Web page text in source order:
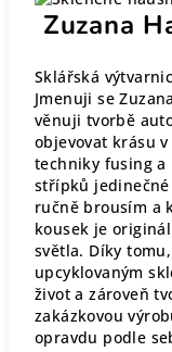
Zuzana
Sklářská
Jmenuji se
věnuji tvorbě
objevovat krásu
techniky fusing a
střípků jedinečné
ručně brousím a
kousek je
světla. Díky
upcyklovaným
život a zároveň
zakázkovou
opravdu podle